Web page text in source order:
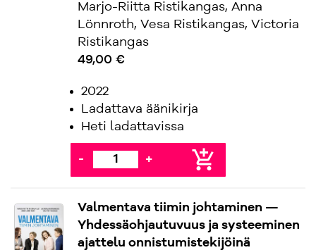
Marjo-Riitta Ristikangas, Anna
Lönnroth, Vesa Ristikangas, Victoria
Ristikangas
49,00 €
2022
Ladattava äänikirja
Heti ladattavissa
- + add_shopping_cart
Valmentava tiimin johtaminen —
Yhdessäohjautuvuus ja systeeminen
ajattelu onnistumistekijöinä